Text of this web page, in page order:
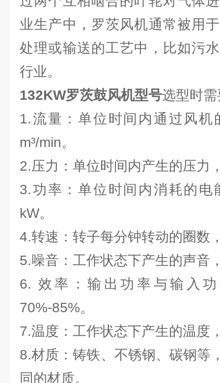
业生产中，罗茨风机通常被用
处理或输送的工艺中，比如污
行业。
132KW罗茨鼓风机型号选型时
1.流量：单位时间内通过风机
m³/min。
2.压力：单位时间内产生的压力
3.功率：单位时间内消耗的电
kW。
4.转速：转子每分钟转动的圈数
5.噪音：工作状态下产生的声音
6. 效率：输出功率与输入
70%-85%。
7.温度：工作状态下产生的温度
8.材质：铸铁、不锈钢、碳钢等
同的材质。